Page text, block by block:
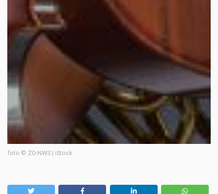
foto © ZO-NWS | iStock